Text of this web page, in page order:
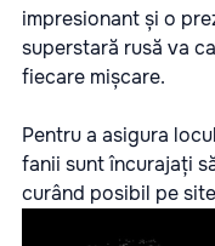
impresionant și o
superstară rusă va
fiecare mișcare.
Pentru a asigura
fanii sunt încurajați
curând posibil pe